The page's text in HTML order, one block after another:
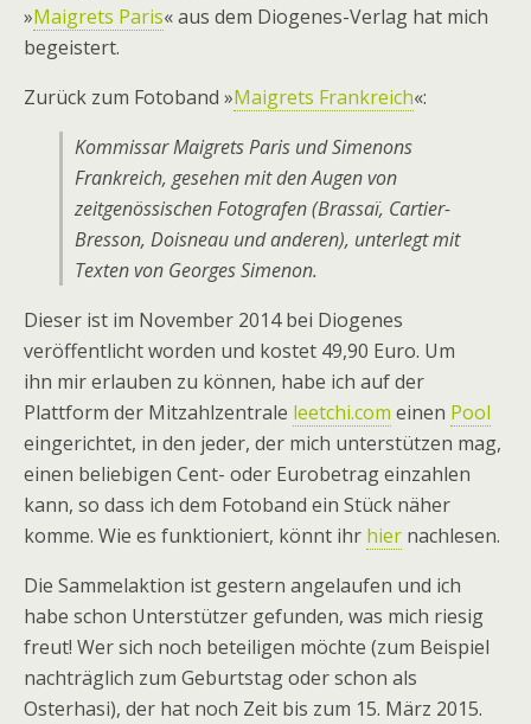
»Maigrets Paris« aus dem Diogenes-Verlag hat mich
begeistert.
Zurück zum Fotoband »Maigrets Frankreich«:
Kommissar Maigrets Paris und Simenons
Frankreich, gesehen mit den Augen von
zeitgenössischen Fotografen (Brassaï, Cartier-
Bresson, Doisneau und anderen), unterlegt mit
Texten von Georges Simenon.
Dieser ist im November 2014 bei Diogenes
veröffentlicht worden und kostet 49,90 Euro. Um
ihn mir erlauben zu können, habe ich auf der
Plattform der Mitzahlzentrale leetchi.com einen Pool
eingerichtet, in den jeder, der mich unterstützen mag,
einen beliebigen Cent- oder Eurobetrag einzahlen
kann, so dass ich dem Fotoband ein Stück näher
komme. Wie es funktioniert, könnt ihr hier nachlesen.
Die Sammelaktion ist gestern angelaufen und ich
habe schon Unterstützer gefunden, was mich riesig
freut! Wer sich noch beteiligen möchte (zum Beispiel
nachträglich zum Geburtstag oder schon als
Osterhasi), der hat noch Zeit bis zum 15. März 2015.